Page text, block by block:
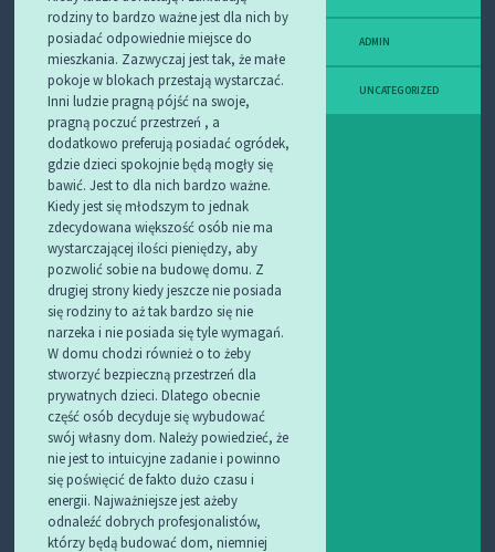
rodziny to bardzo ważne jest dla nich by
posiadać odpowiednie miejsce do
mieszkania. Zazwyczaj jest tak, że małe
pokoje w blokach przestają wystarczać.
Inni ludzie pragną pójść na swoje,
pragną poczuć przestrzeń , a
dodatkowo preferują posiadać ogródek,
gdzie dzieci spokojnie będą mogły się
bawić. Jest to dla nich bardzo ważne.
Kiedy jest się młodszym to jednak
zdecydowana większość osób nie ma
wystarczającej ilości pieniędzy, aby
pozwolić sobie na budowę domu. Z
drugiej strony kiedy jeszcze nie posiada
się rodziny to aż tak bardzo się nie
narzeka i nie posiada się tyle wymagań.
W domu chodzi również o to żeby
stworzyć bezpieczną przestrzeń dla
prywatnych dzieci. Dlatego obecnie
część osób decyduje się wybudować
swój własny dom. Należy powiedzieć, że
nie jest to intuicyjne zadanie i powinno
się poświęcić de fakto dużo czasu i
energii. Najważniejsze jest ażeby
odnaleźć dobrych profesjonalistów,
którzy będą budować dom, niemniej
ADMIN
UNCATEGORIZED